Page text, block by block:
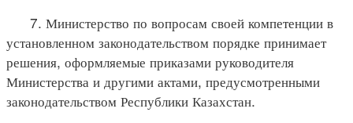
7. Министерство по вопросам своей компетенции в
установленном законодательством порядке принимает
решения, оформляемые приказами руководителя
Министерства и другими актами, предусмотренными
законодательством Республики Казахстан.